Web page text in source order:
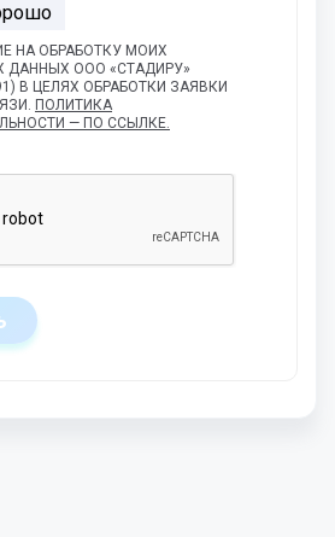
НА ОБРАБОТКУ МОИХ
ДАННЫХ ООО «СТАДИРУ»
В ЦЕЛЯХ ОБРАБОТКИ ЗАЯВКИ
ПОЛИТИКА
— ПО ССЫЛКЕ.